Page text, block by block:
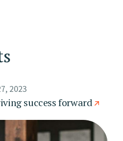
2023
success forward